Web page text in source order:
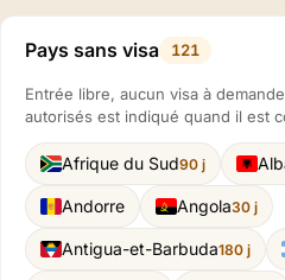
Pays sans visa 121
Entrée libre, aucun visa à
autorisés est indiqué quand il est
Afrique du Sud90 j
Andorre Angola30 j
Antigua-et-Barbuda180 j